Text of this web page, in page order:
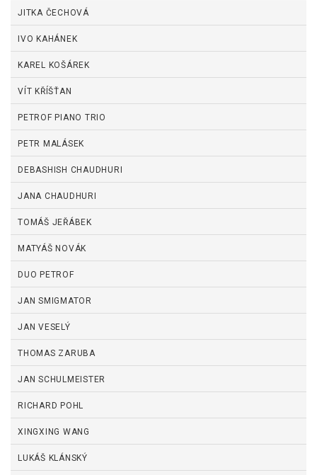
JITKA ČECHOVÁ
IVO KAHÁNEK
KAREL KOŠÁREK
VÍT KŘÍŠŤAN
PETROF PIANO TRIO
PETR MALÁSEK
DEBASHISH CHAUDHURI
JANA CHAUDHURI
TOMÁŠ JEŘÁBEK
MATYÁŠ NOVÁK
DUO PETROF
JAN SMIGMATOR
JAN VESELÝ
THOMAS ZARUBA
JAN SCHULMEISTER
RICHARD POHL
XINGXING WANG
LUKÁŠ KLÁNSKÝ